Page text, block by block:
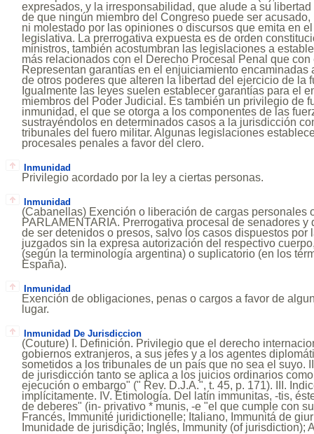
expresados, y la irresponsabilidad, que alude a su
de que ningún miembro del Congreso puede ser
ni molestado por las opiniones o discursos que emita en
legislativa. La prerrogativa expuesta es de orden
ministros, también acostumbran las legislaciones a
más relacionados con el Derecho Procesal Penal que
Representan garantías en el enjuiciamiento encaminadas
de otros poderes que alteren la libertad del ejercicio de la
Igualmente las leyes suelen establecer garantías para el
miembros del Poder Judicial. Es también un privilegio de
inmunidad, el que se otorga a los componentes de las
sustrayéndolos en determinados casos a la jurisdicción
tribunales del fuero militar. Algunas legislaciones
procesales penales a favor del clero.
Inmunidad
Privilegio acordado por la ley a ciertas personas.
Inmunidad
(Cabanellas) Exención o liberación de cargas personales
PARLAMENTARIA. Prerrogativa procesal de senadores y
de ser detenidos o presos, salvo los casos dispuestos por
juzgados sin la expresa autorización del respectivo
(según la terminología argentina) o suplicatorio (en los
España).
Inmunidad
Exención de obligaciones, penas o cargos a favor de
lugar.
Inmunidad De Jurisdiccion
(Couture) I. Definición. Privilegio que el derecho
gobiernos extranjeros, a sus jefes y a los agentes
sometidos a los tribunales de un país que no sea el suyo.
de jurisdicción tanto se aplica a los juicios ordinarios
ejecución o embargo" (" Rev. D.J.A.", t. 45, p. 171). III.
implícitamente. IV. Etimología. Del latín immunitas, -tis,
de deberes" (in- privativo * munis, -e "el que cumple con
Francés, Immunité juridictionelle; Italiano, Immunitá de
Imunidade de jurisdição; Inglés, Immunity (of jurisdiction);